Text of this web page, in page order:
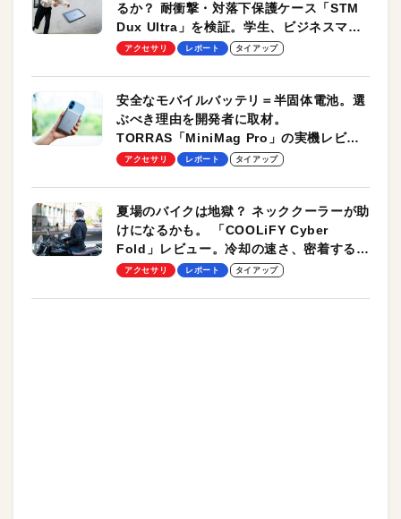
るか？ 耐衝撃・対落下保護ケース「STM
Dux Ultra」を検証。学生、ビジネスマン
のモバイルユースに最適！
アクセサリ レポート タイアップ
安全なモバイルバッテリ＝半固体電池。選
ぶべき理由を開発者に取材。
TORRAS「MiniMag Pro」の実機レビュ
ーも
アクセサリ レポート タイアップ
夏場のバイクは地獄？ ネッククーラーが助
けになるかも。 「COOLiFY Cyber
Fold」レビュー。冷却の速さ、密着する冷
却プレート、シンプルな操作性がグッド！
アクセサリ レポート タイアップ